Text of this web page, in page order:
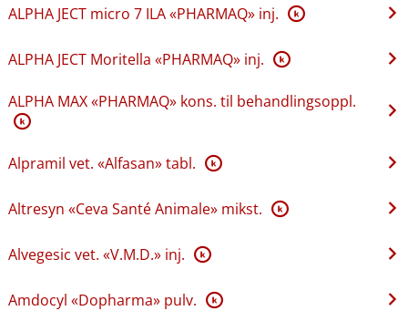
ALPHA JECT micro 7 ILA «PHARMAQ» inj. K
ALPHA JECT Moritella «PHARMAQ» inj. K
ALPHA MAX «PHARMAQ» kons. til behandlingsoppl.
K
Alpramil vet. «Alfasan» tabl. K
Altresyn «Ceva Santé Animale» mikst. K
Alvegesic vet. «V.M.D.» inj. K
Amdocyl «Dopharma» pulv. K